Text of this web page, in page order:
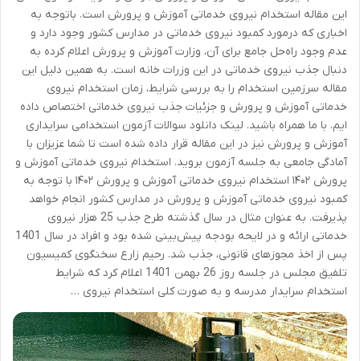
این مقاله استخدام نیروی خدماتی آموزش و پرورش است. باتوجه به
اخباری که درمورد کمبود نیروی خدماتی در مدارس کشور وجود دارد و
عدم وجود راه‌حل جامع برای آن، وزارت آموزش و پرورش اعلام کرده به
دنبال جذب نیروی خدماتی در این وزرات خانه است. به همین دلیل این
مقاله سرزمین استخدام را به بررسی شرایط، زمان استخدام نیروی
خدماتی آموزش و پرورش و جزئیات جذب نیروی خدماتی اختصاص داده
ایم. با ما همراه باشید. لینک دانلود سوالات آزمون استخدامی سرایداری
آموزش و پرورش نیز در این مقاله قرار داده شده است تا شما عزیزان با
آمادگی جامعی به جلسه آزمون بروید. استخدام نیروی خدماتی آموزش و
پرورش ۱۴۰۲ استخدام نیروی خدماتی آموزش و پرورش ۱۴۰۲ با توجه به
کمبود نیروی خدماتی آموزش و پرورش در مدارس کشور انجام خواهد
پذیرفت. به عنوان مثال در سال گذشته طرح جذب 25 هزار نیروی
خدماتی ارائه و در لایحه بودجه پیش‌بینی شده بود و افراد در سال 1401
پس از اخذ مجوزهای قانونی، جذب شد. رحیم زارع سخنگوی کمیسیون
تلفیق مجلس در جلسه روز 26 بهمن 1401 اعلام کرد که شرایط
استخدام سرایدار مدرسه و به صورت کلی استخدام نیروی …